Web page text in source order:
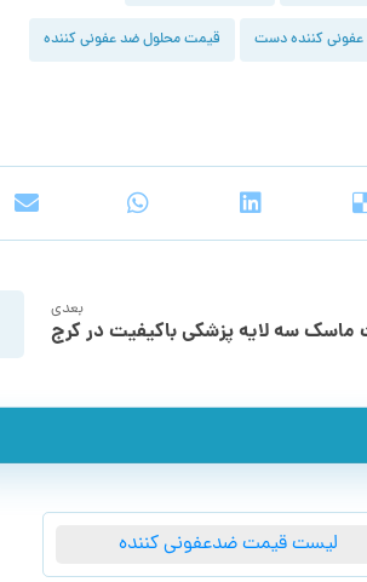
کننده دست قیمت محلول ضد عفونی کننده
بعدی
ماسک سه لایه پزشکی باکیفیت در کرج